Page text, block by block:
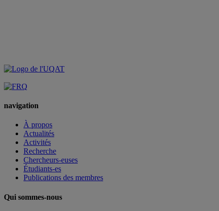
navigation
À propos
Actualités
Activités
Recherche
Chercheurs-euses
Étudiants-es
Publications des membres
Qui sommes-nous